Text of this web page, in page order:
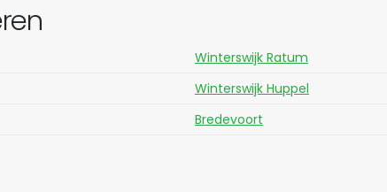
Winterswijk Ratum
Winterswijk Huppel
Bredevoort